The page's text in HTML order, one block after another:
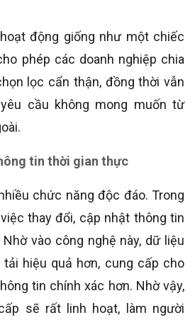
động giống như một chiếc
phép các doanh nghiệp chia
lọc cẩn thận, đồng thời vẫn
cầu không mong muốn từ
tin thời gian thực
chức năng độc đáo. Trong
thay đổi, cập nhật thông tin
vào công nghệ này, dữ liệu
hiệu quả hơn, cung cấp cho
tin chính xác hơn. Nhờ vậy,
sẽ rất linh hoạt, làm người